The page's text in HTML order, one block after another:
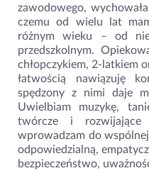
zawodowego,
czemu od wielu lat
różnym wieku – od
przedszkolnym.
chłopczykiem, 2-latkiem
łatwością nawiązuję
spędzony z nimi daje
Uwielbiam muzykę,
twórcze i rozwijające
wprowadzam do
odpowiedzialną,
bezpieczeństwo,